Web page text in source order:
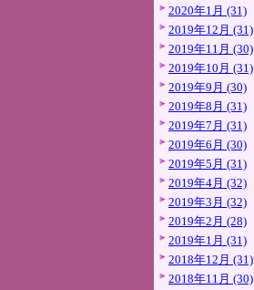
2020年1月 (31)
2019年12月 (31)
2019年11月 (30)
2019年10月 (31)
2019年9月 (30)
2019年8月 (31)
2019年7月 (31)
2019年6月 (30)
2019年5月 (31)
2019年4月 (32)
2019年3月 (32)
2019年2月 (28)
2019年1月 (31)
2018年12月 (31)
2018年11月 (30)